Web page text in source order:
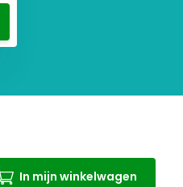
In mijn winkelwagen